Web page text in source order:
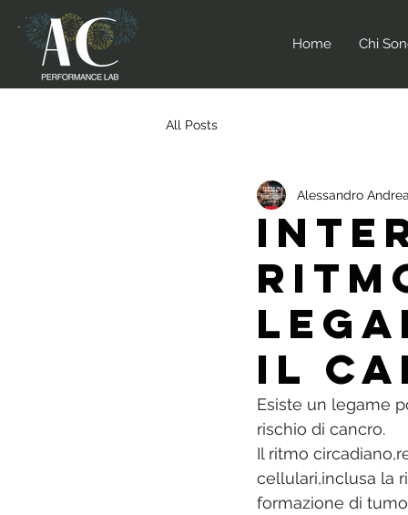
Home Chi
All Posts
il
Alessandro
Esiste un legame
rischio di cancro.
Il ritmo
cellulari,inclusa la
formazione di